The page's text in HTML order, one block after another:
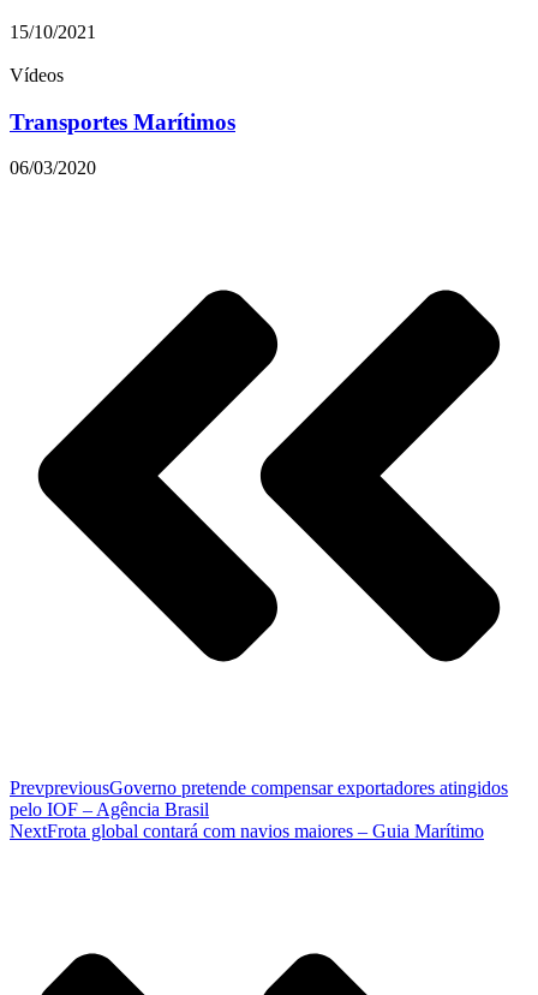
15/10/2021
Vídeos
Transportes Marítimos
06/03/2020
PrevpreviousGoverno pretende compensar exportadores atingidos
pelo IOF – Agência Brasil
NextFrota global contará com navios maiores – Guia Marítimo